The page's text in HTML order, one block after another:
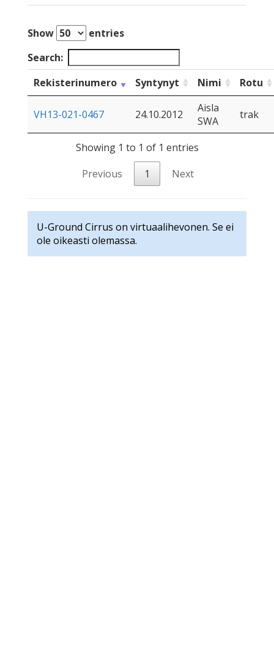
Show
entries
Search:
Rekisterinumero
Syntynyt Nimi Rotu
VH13-021-0467 24.10.2012
Aisla
SWA
trak
Showing 1 to 1 of 1 entries
Previous
1 Next
U-Ground Cirrus on virtuaalihevonen. Se ei
ole oikeasti olemassa.